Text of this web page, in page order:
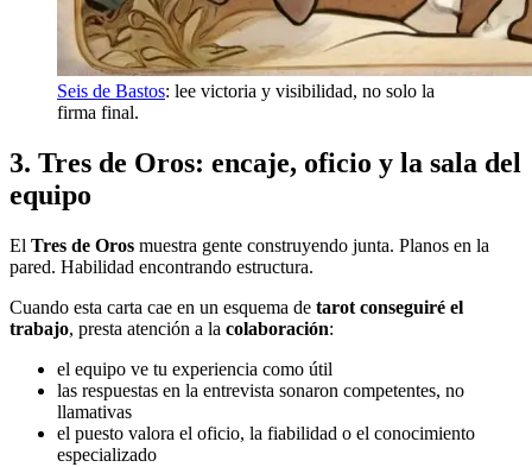
Seis de Bastos: lee victoria y visibilidad, no solo la
firma final.
3. Tres de Oros: encaje, oficio y la sala del
equipo
El Tres de Oros muestra gente construyendo junta. Planos en la
pared. Habilidad encontrando estructura.
Cuando esta carta cae en un esquema de tarot conseguiré el
trabajo, presta atención a la colaboración:
el equipo ve tu experiencia como útil
las respuestas en la entrevista sonaron competentes, no
llamativas
el puesto valora el oficio, la fiabilidad o el conocimiento
especializado